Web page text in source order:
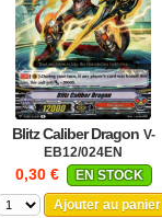
Blitz Caliber Dragon V-
EB12/024EN
0,30 €
EN STOCK
Ajouter au panier